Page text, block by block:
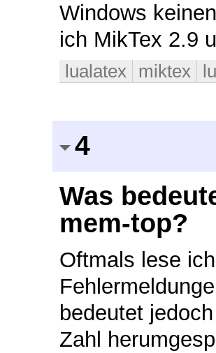
Windows
ich MikTex 2.9
lualatex miktex
4
Was
mem-top?
Oftmals lese
bedeutet
Zahl